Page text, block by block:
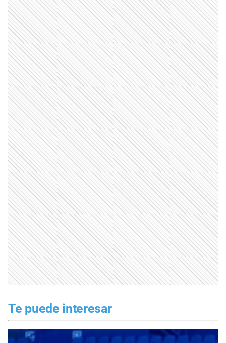
Te puede interesar